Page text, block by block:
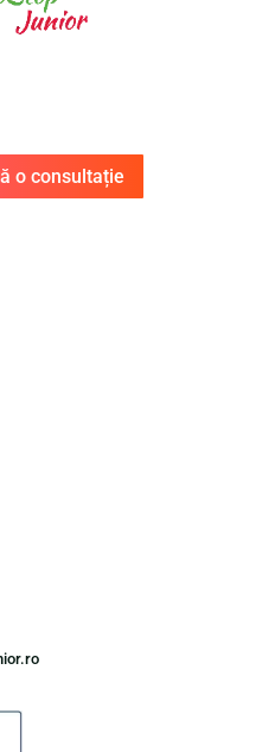
o consultație